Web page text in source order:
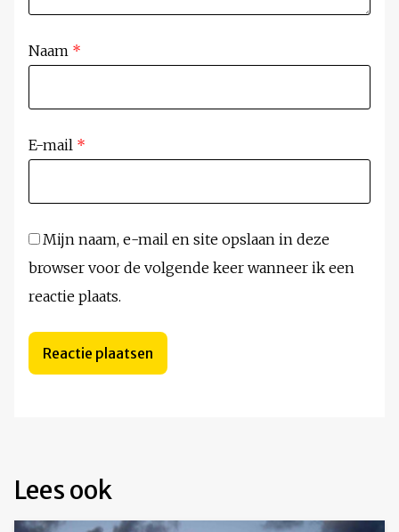
Naam *
E-mail *
Mijn naam, e-mail en site opslaan in deze
browser voor de volgende keer wanneer ik een
reactie plaats.
Lees ook